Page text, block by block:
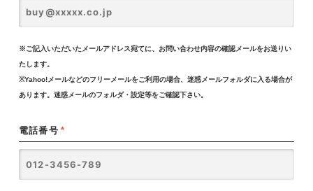
※ご記入いただいたメールアドレス宛てに、お問い合わせ内容の確認メールをお送りい
たします。
※Yahoo!メールなどのフリーメールをご利用の場合、迷惑メールフォルダに入る場合が
あります。迷惑メールのフォルダ・設定等をご確認下さい。
電話番号 *